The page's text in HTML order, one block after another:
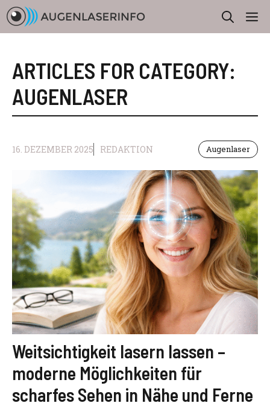
Zum
Inhalt
springen
ARTICLES FOR CATEGORY:
AUGENLASER
16. DEZEMBER 2025 REDAKTION Augenlaser
Weitsichtigkeit lasern lassen –
moderne Möglichkeiten für
scharfes Sehen in Nähe und Ferne